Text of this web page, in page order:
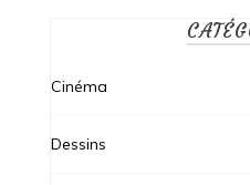
Cinéma
Dessins